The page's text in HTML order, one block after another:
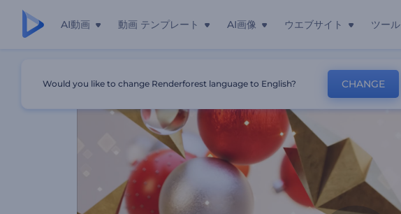
AI動画 動画 テンプレート AI画像 ウエブサイト ツール
Would you like to change Renderforest language to English? CHANGE